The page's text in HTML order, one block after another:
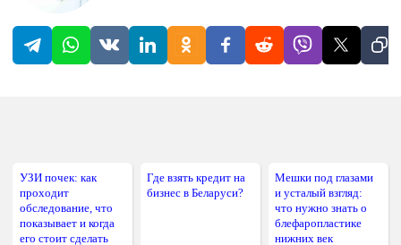
УЗИ почек: как
проходит
обследование, что
показывает и когда
его стоит сделать
Где взять кредит на
бизнес в Беларуси?
Мешки под глазами
и усталый взгляд:
что нужно знать о
блефаропластике
нижних век